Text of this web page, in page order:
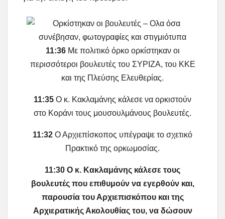
11:36Με πολιτικό όρκο ορκίστηκαν οι
περισσότεροι βουλευτές του ΣΥΡΙΖΑ, του ΚΚΕ
και της Πλεύσης Ελευθερίας.
11:35 Ο κ. Κακλαμάνης κάλεσε να ορκιστούν
στο Κοράνι τους μουσουλμάνους βουλευτές.
11:32 Ο Αρχιεπίσκοπος υπέγραψε το σχετικό
Πρακτικό της ορκωμοσίας.
11:30 Ο κ. Κακλαμάνης κάλεσε τους
βουλευτές που επιθυμούν να εγερθούν και,
παρουσία του Αρχιεπισκόπου και της
Αρχιερατικής Ακολουθίας του, να δώσουν